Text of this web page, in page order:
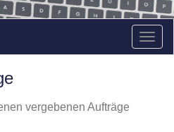
vergebenen Aufträge